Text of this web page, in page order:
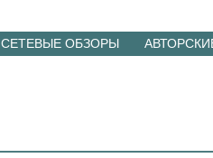
СЕТЕВЫЕ ОБЗОРЫ